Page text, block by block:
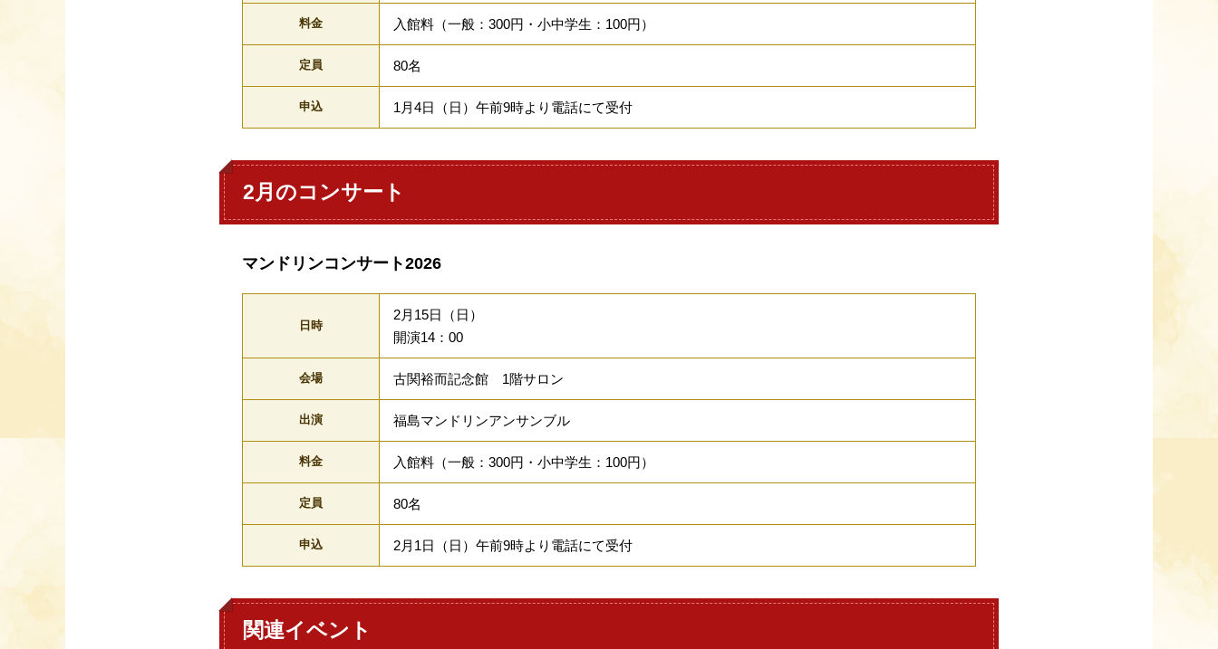
料金 入館料（一般：300円・小中学生：100円）
定員 80名
申込 1月4日（日）午前9時より電話にて受付
2月のコンサート
マンドリンコンサート2026
日時
2月15日（日）
開演14：00
会場 古関裕而記念館 1階サロン
出演 福島マンドリンアンサンブル
料金 入館料（一般：300円・小中学生：100円）
定員 80名
申込 2月1日（日）午前9時より電話にて受付
関連イベント